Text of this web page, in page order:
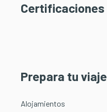
Certificaciones
Prepara tu viaje
Alojamientos